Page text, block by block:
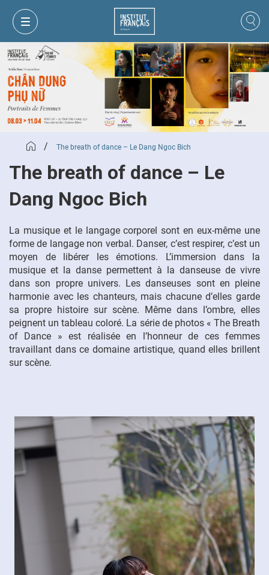
MON PANIER CONNEXION
FR
VI
FR
/ The breath of dance – Le Dang Ngoc Bich
The breath of dance – Le
Dang Ngoc Bich
La musique et le langage corporel sont en eux-même une
forme de langage non verbal. Danser, c’est respirer, c’est un
moyen de libérer les émotions. L’immersion dans la
musique et la danse permettent à la danseuse de vivre
dans son propre univers. Les danseuses sont en pleine
harmonie avec les chanteurs, mais chacune d’elles garde
sa propre histoire sur scène. Même dans l’ombre, elles
peignent un tableau coloré. La série de photos « The Breath
of Dance » est réalisée en l’honneur de ces femmes
travaillant dans ce domaine artistique, quand elles brillent
sur scène.